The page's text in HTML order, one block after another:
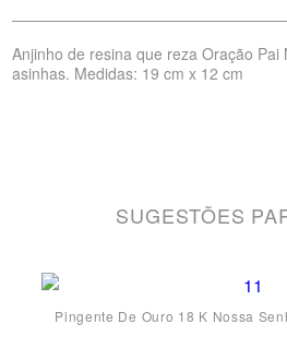
Anjinho de resina que reza Oração Pai
asinhas. Medidas: 19 cm x 12 cm
SUGESTÕES
Pingente De Ouro 18 K Nossa